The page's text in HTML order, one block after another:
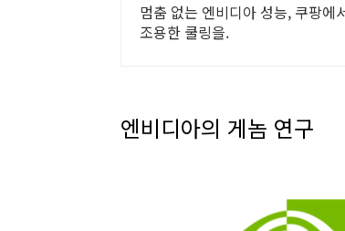
멈춤 없는 엔비디아 성능, 쿠팡에
조용한 쿨링을.
엔비디아의 게놈 연구